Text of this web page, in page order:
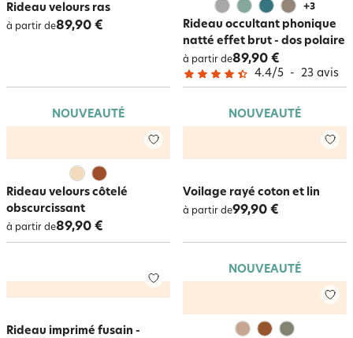
Rideau velours ras
à partir de89,90 €
+3
Rideau occultant phonique
natté effet brut - dos polaire
à partir de89,90 €
4.4/5 - 23 avis
NOUVEAUTÉ
Rideau velours côtelé
obscurcissant
à partir de89,90 €
NOUVEAUTÉ
Voilage rayé coton et lin
à partir de99,90 €
Rideau imprimé fusain -
NOUVEAUTÉ